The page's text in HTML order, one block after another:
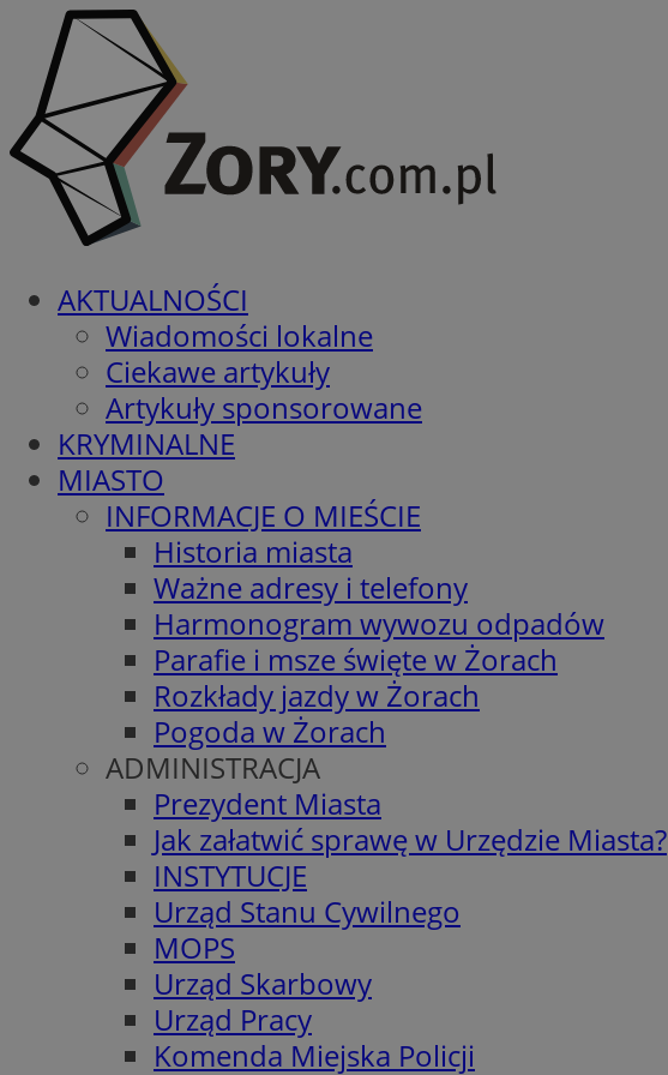
AKTUALNOŚCI
Wiadomości lokalne
Ciekawe artykuły
Artykuły sponsorowane
KRYMINALNE
MIASTO
INFORMACJE O MIEŚCIE
Historia miasta
Ważne adresy i telefony
Harmonogram wywozu odpadów
Parafie i msze święte w Żorach
Rozkłady jazdy w Żorach
Pogoda w Żorach
ADMINISTRACJA
Prezydent Miasta
Jak załatwić sprawę w Urzędzie Miasta?
INSTYTUCJE
Urząd Stanu Cywilnego
MOPS
Urząd Skarbowy
Urząd Pracy
Komenda Miejska Policji